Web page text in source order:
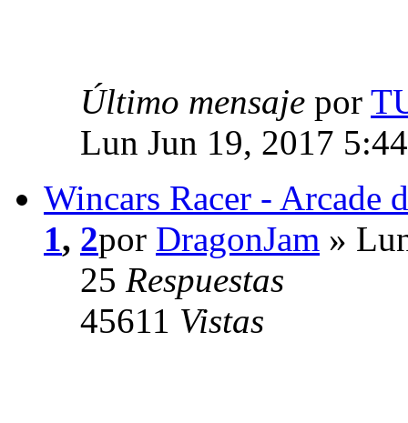
Último mensaje por
Lun Jun 19, 2017
Wincars Racer - Arcade
1, 2por DragonJam »
25 Respuestas
45611 Vistas